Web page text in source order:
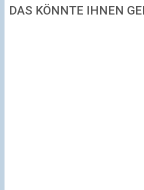
DAS KÖNNTE IHNEN